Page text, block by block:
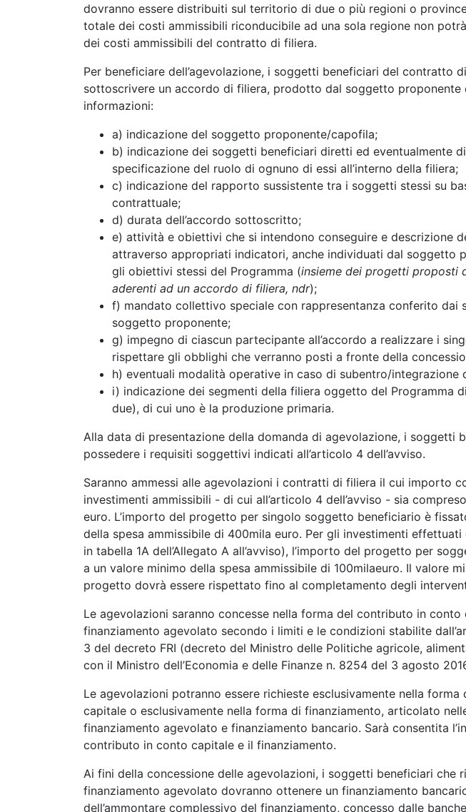
dovranno essere distribuiti sul territorio di due o più regioni o
totale dei costi ammissibili riconducibile ad una sola regione non
dei costi ammissibili del contratto di filiera.
Per beneficiare dell’agevolazione, i soggetti beneficiari del contratto
sottoscrivere un accordo di filiera, prodotto dal soggetto proponente
informazioni:
a) indicazione del soggetto proponente/capofila;
b) indicazione dei soggetti beneficiari diretti ed eventualmente
specificazione del ruolo di ognuno di essi all’interno della filiera;
c) indicazione del rapporto sussistente tra i soggetti stessi su
contrattuale;
d) durata dell’accordo sottoscritto;
e) attività e obiettivi che si intendono conseguire e descrizione
attraverso appropriati indicatori, anche individuati dal soggetto
gli obiettivi stessi del Programma (insieme dei progetti proposti
aderenti ad un accordo di filiera, ndr);
f) mandato collettivo speciale con rappresentanza conferito dai
soggetto proponente;
g) impegno di ciascun partecipante all’accordo a realizzare i
rispettare gli obblighi che verranno posti a fronte della
h) eventuali modalità operative in caso di subentro/integrazione
i) indicazione dei segmenti della filiera oggetto del Programma
due), di cui uno è la produzione primaria.
Alla data di presentazione della domanda di agevolazione, i soggetti
possedere i requisiti soggettivi indicati all’articolo 4 dell’avviso.
Saranno ammessi alle agevolazioni i contratti di filiera il cui importo
investimenti ammissibili - di cui all’articolo 4 dell’avviso - sia
euro. L’importo del progetto per singolo soggetto beneficiario è
della spesa ammissibile di 400mila euro. Per gli investimenti effettuati
in tabella 1A dell’Allegato A all’avviso), l’importo del progetto per
a un valore minimo della spesa ammissibile di 100milaeuro. Il valore
progetto dovrà essere rispettato fino al completamento degli
Le agevolazioni saranno concesse nella forma del contributo in
finanziamento agevolato secondo i limiti e le condizioni stabilite
3 del decreto FRI (decreto del Ministro delle Politiche agricole,
con il Ministro dell’Economia e delle Finanze n. 8254 del 3 agosto
Le agevolazioni potranno essere richieste esclusivamente nella
capitale o esclusivamente nella forma di finanziamento, articolato
finanziamento agevolato e finanziamento bancario. Sarà consentita
contributo in conto capitale e il finanziamento.
Ai fini della concessione delle agevolazioni, i soggetti beneficiari che
finanziamento agevolato dovranno ottenere un finanziamento
dell’ammontare complessivo del finanziamento, concesso dalle